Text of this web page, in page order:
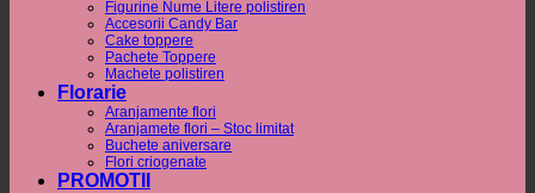
Figurine Nume Litere polistiren
Accesorii Candy Bar
Cake toppere
Pachete Toppere
Machete polistiren
Florarie
Aranjamente flori
Aranjamete flori – Stoc limitat
Buchete aniversare
Flori criogenate
PROMOTII